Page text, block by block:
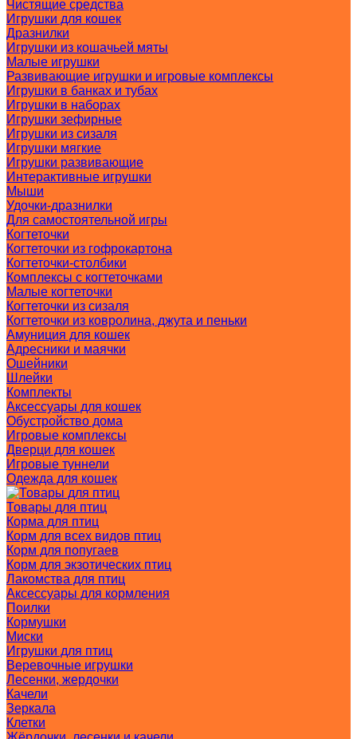
Чистящие средства
Игрушки для кошек
Дразнилки
Игрушки из кошачьей мяты
Малые игрушки
Развивающие игрушки и игровые комплексы
Игрушки в банках и тубах
Игрушки в наборах
Игрушки зефирные
Игрушки из сизаля
Игрушки мягкие
Игрушки развивающие
Интерактивные игрушки
Мыши
Удочки-дразнилки
Для самостоятельной игры
Когтеточки
Когтеточки из гофрокартона
Когтеточки-столбики
Комплексы с когтеточками
Малые когтеточки
Когтеточки из сизаля
Когтеточки из ковролина, джута и пеньки
Амуниция для кошек
Адресники и маячки
Ошейники
Шлейки
Комплекты
Аксессуары для кошек
Обустройство дома
Игровые комплексы
Дверци для кошек
Игровые туннели
Одежда для кошек
Товары для птиц
Корма для птиц
Корм для всех видов птиц
Корм для попугаев
Корм для экзотических птиц
Лакомства для птиц
Аксессуары для кормления
Поилки
Кормушки
Миски
Игрушки для птиц
Веревочные игрушки
Лесенки, жердочки
Качели
Зеркала
Клетки